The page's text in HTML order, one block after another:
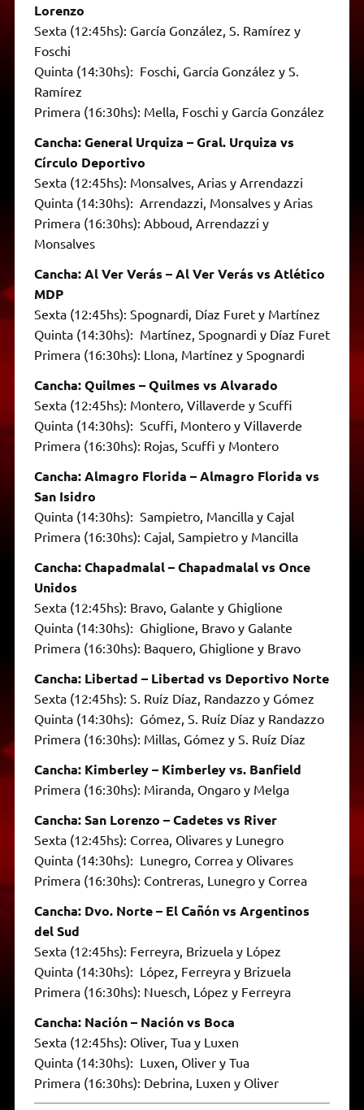
Lorenzo
Sexta (12:45hs): García González, S. Ramírez y
Foschi
Quinta (14:30hs): Foschi, García González y S.
Ramírez
Primera (16:30hs): Mella, Foschi y García González
Cancha: General Urquiza – Gral. Urquiza vs
Círculo Deportivo
Sexta (12:45hs): Monsalves, Arias y Arrendazzi
Quinta (14:30hs): Arrendazzi, Monsalves y Arias
Primera (16:30hs): Abboud, Arrendazzi y
Monsalves
Cancha: Al Ver Verás – Al Ver Verás vs Atlético
MDP
Sexta (12:45hs): Spognardi, Díaz Furet y Martínez
Quinta (14:30hs): Martínez, Spognardi y Díaz Furet
Primera (16:30hs): Llona, Martínez y Spognardi
Cancha: Quilmes – Quilmes vs Alvarado
Sexta (12:45hs): Montero, Villaverde y Scuffi
Quinta (14:30hs): Scuffi, Montero y Villaverde
Primera (16:30hs): Rojas, Scuffi y Montero
Cancha: Almagro Florida – Almagro Florida vs
San Isidro
Quinta (14:30hs): Sampietro, Mancilla y Cajal
Primera (16:30hs): Cajal, Sampietro y Mancilla
Cancha: Chapadmalal – Chapadmalal vs Once
Unidos
Sexta (12:45hs): Bravo, Galante y Ghiglione
Quinta (14:30hs): Ghiglione, Bravo y Galante
Primera (16:30hs): Baquero, Ghiglione y Bravo
Cancha: Libertad – Libertad vs Deportivo Norte
Sexta (12:45hs): S. Ruíz Díaz, Randazzo y Gómez
Quinta (14:30hs): Gómez, S. Ruíz Díaz y Randazzo
Primera (16:30hs): Millas, Gómez y S. Ruíz Díaz
Cancha: Kimberley – Kimberley vs. Banfield
Primera (16:30hs): Miranda, Ongaro y Melga
Cancha: San Lorenzo – Cadetes vs River
Sexta (12:45hs): Correa, Olivares y Lunegro
Quinta (14:30hs): Lunegro, Correa y Olivares
Primera (16:30hs): Contreras, Lunegro y Correa
Cancha: Dvo. Norte – El Cañón vs Argentinos
del Sud
Sexta (12:45hs): Ferreyra, Brizuela y López
Quinta (14:30hs): López, Ferreyra y Brizuela
Primera (16:30hs): Nuesch, López y Ferreyra
Cancha: Nación – Nación vs Boca
Sexta (12:45hs): Oliver, Tua y Luxen
Quinta (14:30hs): Luxen, Oliver y Tua
Primera (16:30hs): Debrina, Luxen y Oliver